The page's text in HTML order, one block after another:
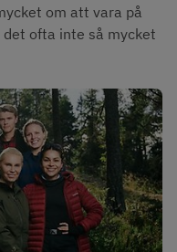
om att vara på
ofta inte så mycket